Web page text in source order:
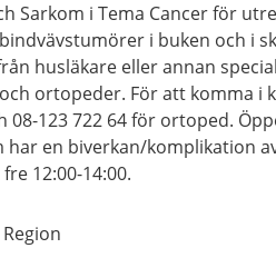
Sarkom i Tema Cancer för
i buken och i
husläkare eller annan
ortopeder. För att komma i
08-123 722 64 för ortoped.
har en biverkan/komplikation
12:00-14:00.
Region